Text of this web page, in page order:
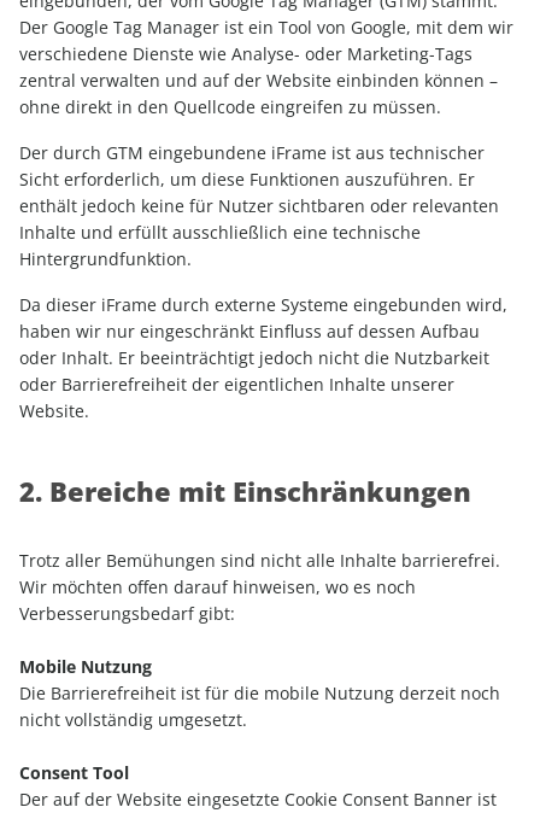
Der Google Tag Manager ist ein Tool von Google, mit dem wir
verschiedene Dienste wie Analyse- oder Marketing-Tags
zentral verwalten und auf der Website einbinden können –
ohne direkt in den Quellcode eingreifen zu müssen.
Der durch GTM eingebundene iFrame ist aus technischer
Sicht erforderlich, um diese Funktionen auszuführen. Er
enthält jedoch keine für Nutzer sichtbaren oder relevanten
Inhalte und erfüllt ausschließlich eine technische
Hintergrundfunktion.
Da dieser iFrame durch externe Systeme eingebunden wird,
haben wir nur eingeschränkt Einfluss auf dessen Aufbau
oder Inhalt. Er beeinträchtigt jedoch nicht die Nutzbarkeit
oder Barrierefreiheit der eigentlichen Inhalte unserer
Website.
2. Bereiche mit Einschränkungen
Trotz aller Bemühungen sind nicht alle Inhalte barrierefrei.
Wir möchten offen darauf hinweisen, wo es noch
Verbesserungsbedarf gibt:
Mobile Nutzung
Die Barrierefreiheit ist für die mobile Nutzung derzeit noch
nicht vollständig umgesetzt.
Consent Tool
Der auf der Website eingesetzte Cookie Consent Banner ist